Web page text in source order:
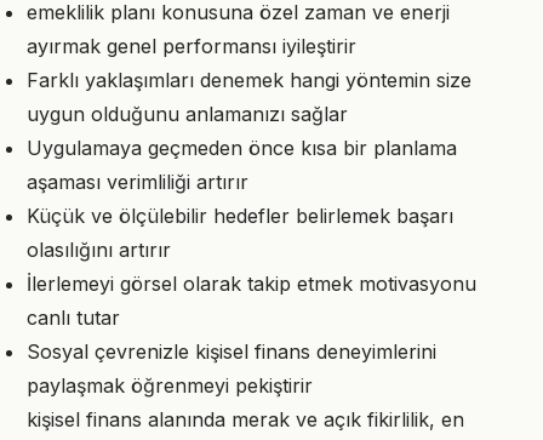
emeklilik planı konusuna özel zaman ve enerji
ayırmak genel performansı iyileştirir
Farklı yaklaşımları denemek hangi yöntemin size
uygun olduğunu anlamanızı sağlar
Uygulamaya geçmeden önce kısa bir planlama
aşaması verimliliği artırır
Küçük ve ölçülebilir hedefler belirlemek başarı
olasılığını artırır
İlerlemeyi görsel olarak takip etmek motivasyonu
canlı tutar
Sosyal çevrenizle kişisel finans deneyimlerini
paylaşmak öğrenmeyi pekiştirir
kişisel finans alanında merak ve açık fikirlilik, en